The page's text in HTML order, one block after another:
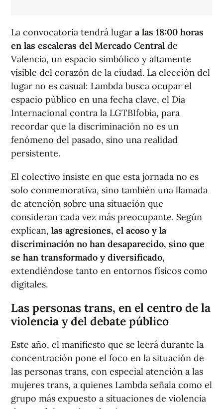
La convocatoria tendrá lugar a las 18:00 horas
en las escaleras del Mercado Central de
Valencia, un espacio simbólico y altamente
visible del corazón de la ciudad. La elección del
lugar no es casual: Lambda busca ocupar el
espacio público en una fecha clave, el Día
Internacional contra la LGTBIfobia, para
recordar que la discriminación no es un
fenómeno del pasado, sino una realidad
persistente.
El colectivo insiste en que esta jornada no es
solo conmemorativa, sino también una llamada
de atención sobre una situación que
consideran cada vez más preocupante. Según
explican, las agresiones, el acoso y la
discriminación no han desaparecido, sino que
se han transformado y diversificado,
extendiéndose tanto en entornos físicos como
digitales.
Las personas trans, en el centro de la
violencia y del debate público
Este año, el manifiesto que se leerá durante la
concentración pone el foco en la situación de
las personas trans, con especial atención a las
mujeres trans, a quienes Lambda señala como el
grupo más expuesto a situaciones de violencia